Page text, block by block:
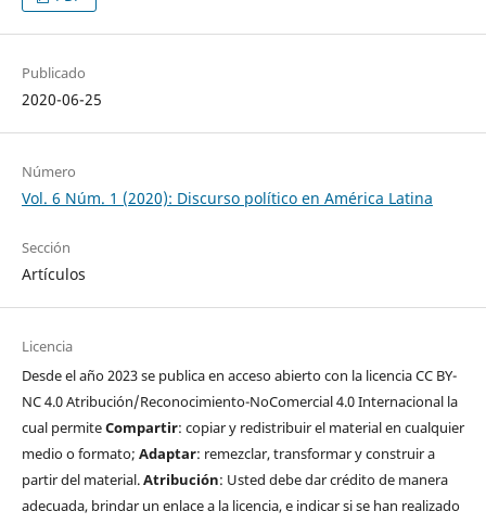
Publicado
2020-06-25
Número
Vol. 6 Núm. 1 (2020): Discurso político en América Latina
Sección
Artículos
Licencia
Desde el año 2023 se publica en acceso abierto con la licencia CC BY-
NC 4.0 Atribución/Reconocimiento-NoComercial 4.0 Internacional la
cual permiteCompartir: copiar y redistribuir el material en cualquier
medio o formato; Adaptar: remezclar, transformar y construir a
partir del material.Atribución: Usted debe dar crédito de manera
adecuada, brindar un enlace a la licencia, e indicar si se han realizado